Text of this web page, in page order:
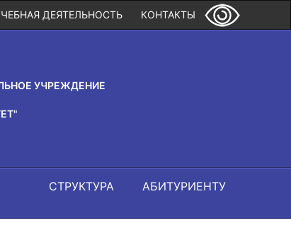
КОНТАКТЫ
ДЕЯТЕЛЬНОСТЬ
УЧРЕЖДЕНИЕ
СТРУКТУРА АБИТУРИЕНТУ